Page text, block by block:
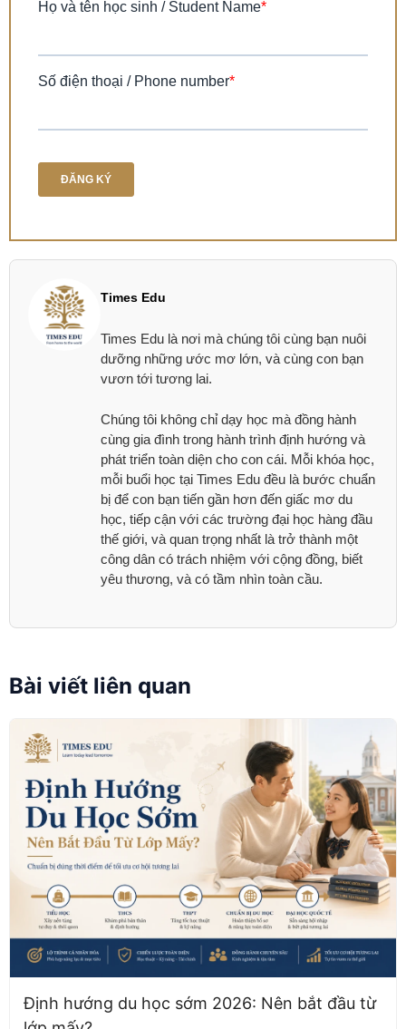
Times Edu
Times Edu là nơi mà chúng tôi cùng bạn nuôi
dưỡng những ước mơ lớn, và cùng con bạn
vươn tới tương lai.
Chúng tôi không chỉ dạy học mà đồng hành
cùng gia đình trong hành trình định hướng và
phát triển toàn diện cho con cái. Mỗi khóa học,
mỗi buổi học tại Times Edu đều là bước chuẩn
bị để con bạn tiến gần hơn đến giấc mơ du
học, tiếp cận với các trường đại học hàng đầu
thế giới, và quan trọng nhất là trở thành một
công dân có trách nhiệm với cộng đồng, biết
yêu thương, và có tầm nhìn toàn cầu.
Bài viết liên quan
Định hướng du học sớm 2026: Nên bắt đầu từ